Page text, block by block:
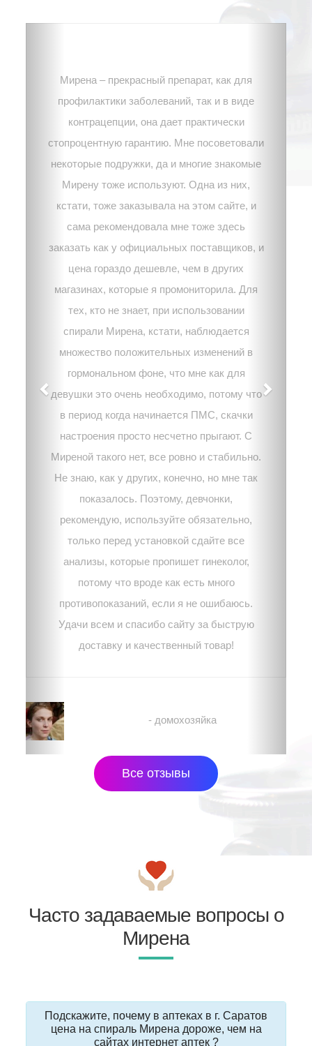
Мирена – прекрасный препарат, как для
профилактики заболеваний, так и в виде
контрацепции, она дает практически
стопроцентную гарантию. Мне посоветовали
некоторые подружки, да и многие знакомые
Мирену тоже используют. Одна из них,
кстати, тоже заказывала на этом сайте, и
сама рекомендовала мне тоже здесь
заказать как у официальных поставщиков, и
цена гораздо дешевле, чем в других
магазинах, которые я промониторила. Для
тех, кто не знает, при использовании
спирали Мирена, кстати, наблюдается
множество положительных изменений в
гормональном фоне, что мне как для
девушки это очень необходимо, потому что
в период когда начинается ПМС, скачки
настроения просто несчетно прыгают. С
Миреной такого нет, все ровно и стабильно.
Не знаю, как у других, конечно, но мне так
показалось. Поэтому, девчонки,
рекомендую, используйте обязательно,
только перед установкой сдайте все
анализы, которые пропишет гинеколог,
потому что вроде как есть много
противопоказаний, если я не ошибаюсь.
Удачи всем и спасибо сайту за быструю
доставку и качественный товар!
- домохозяйка
Все отзывы
Часто задаваемые вопросы о
Мирена
Подскажите, почему в аптеках в г. Саратов
цена на спираль Мирена дороже, чем на
сайтах интернет аптек ?